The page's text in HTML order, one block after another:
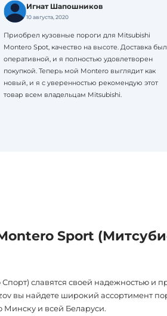
Игнат Шапошников
10 августа, 2020
Приобрел кузовные пороги для Mitsubishi
Montero Spot, качество на высоте. Доставка
оперативной, и я полностью удовлетворен
покупкой. Теперь мой Montero выглядит как
новый, и я с уверенностью рекомендую этот
товар всем владельцам Mitsubishi.
Sport
славятся своей надежностью
вы найдете широкий ассортимент
Минску и всей Беларуси.